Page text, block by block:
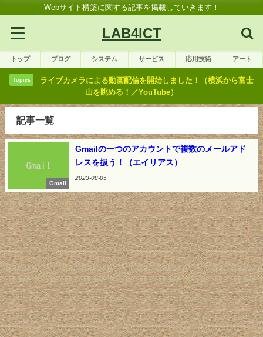
Webサイト構築に関する記事を掲載していきます！
LAB4ICT
トップ ブログ システム サービス 応用技術 アート
Topics
ライブカメラによる動画配信を開始しました！（横浜から富士
山を眺める！／YouTube）
記事一覧
Gmail
Gmailの一つのアカウントで複数のメールアド
レスを扱う！（エイリアス）
2023-08-05